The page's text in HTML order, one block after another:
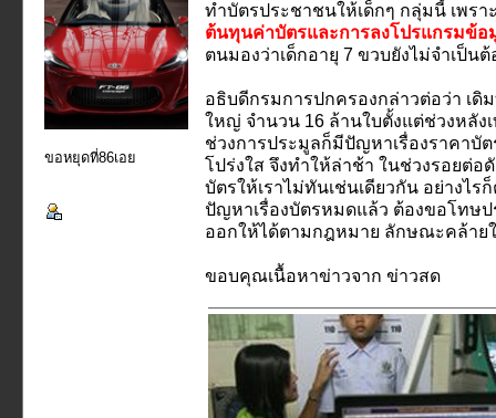
ขอหยุดที่86เอย
ทำบัตรประชาชนให้เด็กๆ กลุ่มนี้ เพร
ต้นทุนค่าบัตรและการลงโปรแกรมข้อ
ตนมองว่าเด็กอายุ 7 ขวบยังไม่จำเป็น
อธิบดีกรมการปกครองกล่าวต่อว่า เ
ใหญ่ จำนวน 16 ล้านใบตั้งแต่ช่วงหลัง
ช่วงการประมูลก็มีปัญหาเรื่องราคาบั
โปร่งใส จึงทำให้ล่าช้า ในช่วงรอยต่อ
บัตรให้เราไม่ทันเช่นเดียวกัน อย่างไ
ปัญหาเรื่องบัตรหมดแล้ว ต้องขอโทษ
ออกให้ได้ตามกฎหมาย ลักษณะคล้าย
ขอบคุณเนื้อหาข่าวจาก ข่าวสด